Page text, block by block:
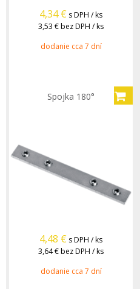
4,34 € s DPH / ks
3,53 €bez DPH / ks
dodanie cca 7 dní
Spojka 180°
4,48 € s DPH / ks
3,64 €bez DPH / ks
dodanie cca 7 dní